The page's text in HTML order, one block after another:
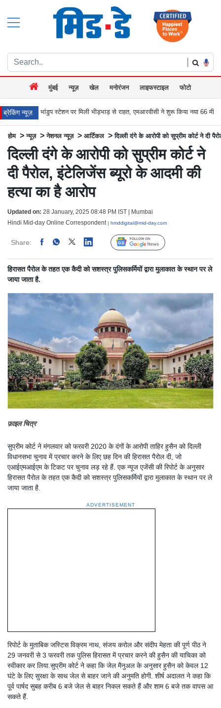
|
मुंबई न्यूज़ खेल मनोरंजन लाइफस्टाइल फोटो
ब्रेकिंग न्यूज़
भीड़भाड़ से राहत, एमआरवीसी ने शुरू किया नया 66 मीटर लंबा एफओबी आरे जंगल में बढ़ता
होम >न्यूज़ >नेशनल न्यूज़ > आर्टिकल >दिल्ली दंगे के आरोपी को सुप्रीम कोर्ट ने दी
दिल्ली दंगे के आरोपी को सुप्रीम कोर्ट ने
दी पैरोल, इंटेलिजेंस ब्यूरो के आदमी की
हत्या का है आरोप
Updated on: 28 January, 2025 08:48 PM IST | Mumbai
Hindi Mid-day Online Correspondent | hmddigital@mid-day.com
Share: Linked Follow Us
हिरासत पैरोल के तहत एक कैदी को सशस्त्र पुलिसकर्मियों द्वारा मुलाकात के स्थान पर ले
जाया जाता है.
फ़ाइल चित्र
सुप्रीम कोर्ट ने मंगलवार को फरवरी 2020 के दंगों के आरोपी ताहिर हुसैन को दिल्ली
विधानसभा चुनाव में प्रचार करने के लिए छह दिन की हिरासत पैरोल दी, जो
एआईएमआईएम के टिकट पर चुनाव लड़ रहे हैं. एक न्यूज एजेंसी की रिपोर्ट के अनुसार
हिरासत पैरोल के तहत एक कैदी को सशस्त्र पुलिसकर्मियों द्वारा मुलाकात के स्थान पर ले
जाया जाता है.
ADVERTISEMENT
रिपोर्ट के मुताबिक जस्टिस विक्रम नाथ, संजय करोल और संदीप मेहता की पूर्ण पीठ ने
29 जनवरी से 3 फरवरी तक पुलिस हिरासत में प्रचार करने की हुसैन की याचिका को
स्वीकार कर लिया.सुप्रीम कोर्ट ने कहा कि जेल मैनुअल के अनुसार हुसैन को केवल 12
घंटे के लिए सुरक्षा के साथ जेल से बाहर जाने की अनुमति होगी. शीर्ष अदालत ने कहा कि
पूर्व पार्षद सुबह करीब 6 बजे जेल से बाहर निकल सकते हैं और शाम 6 बजे तक वापस आ
सकते हैं.